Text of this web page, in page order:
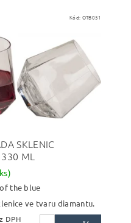
Kód: OTB051
SKLENIC
ML
the blue
ve tvaru diamantu.
Kč bez DPH